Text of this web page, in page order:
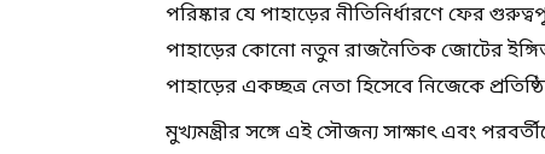
পরিষ্কার যে পাহাড়ের নীতিনির্ধারণে ফের
পাহাড়ের কোনো নতুন রাজনৈতিক জোটের
পাহাড়ের একচ্ছত্র নেতা হিসেবে নিজেকে
মুখ্যমন্ত্রীর সঙ্গে এই সৌজন্য সাক্ষাৎ এবং